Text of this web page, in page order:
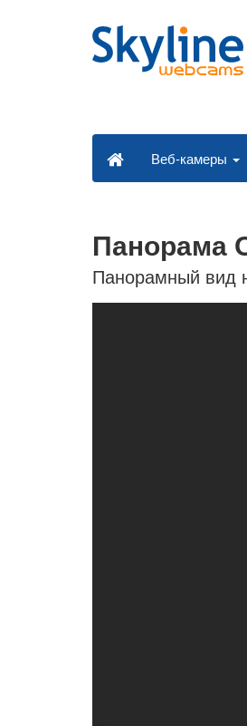
Веб-камеры
Панорама
Панорамный вид